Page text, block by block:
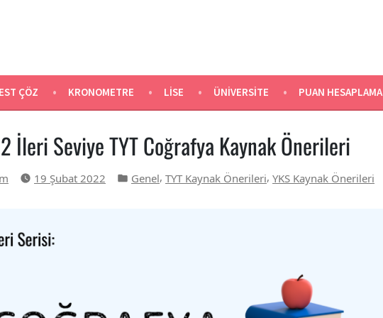
ÇÖZ KRONOMETRE LISE ÜNIVERSITE PUAN HESAPLAMA
İleri Seviye TYT Coğrafya Kaynak Önerileri
19 Şubat 2022
Yazı
Genel, TYT Kaynak Önerileri, YKS Kaynak Önerileri